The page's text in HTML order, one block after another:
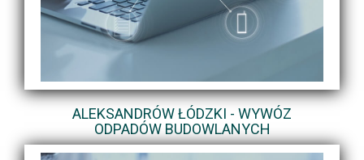
ALEKSANDRÓW ŁÓDZKI - WYWÓZ
ODPADÓW BUDOWLANYCH